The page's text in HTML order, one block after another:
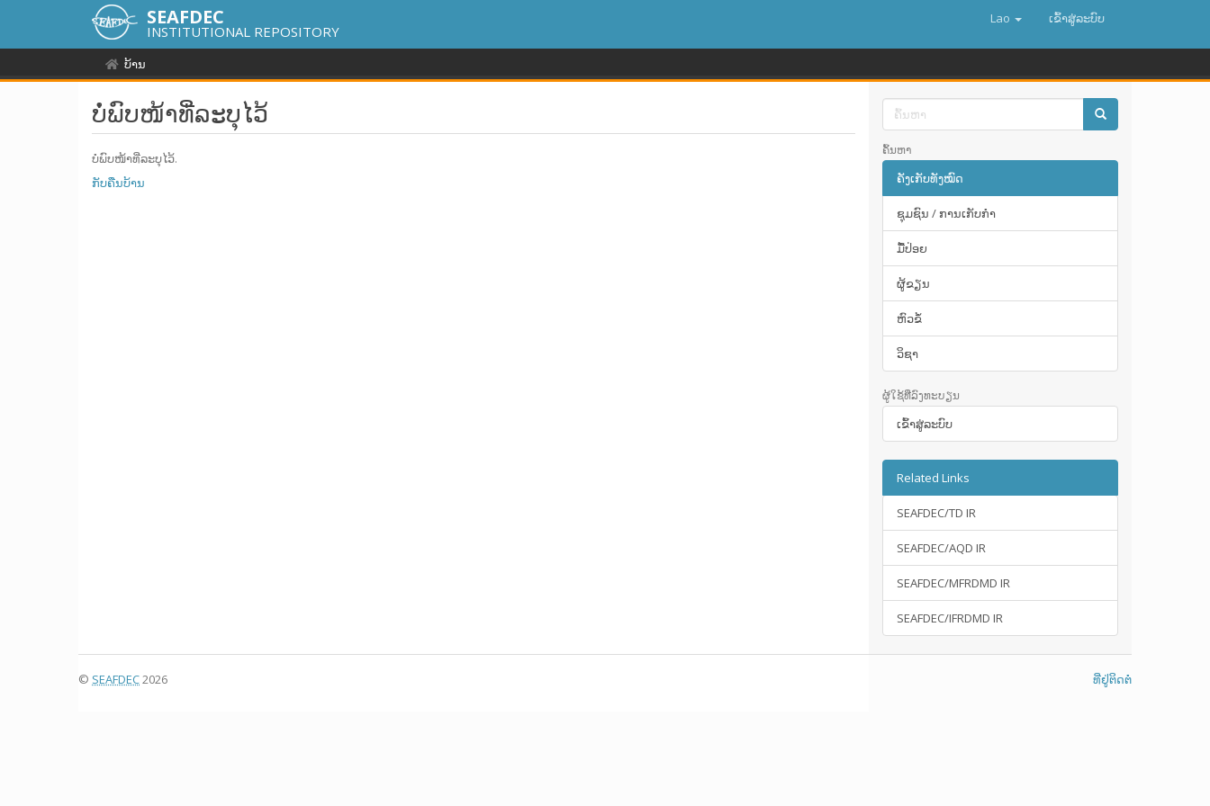
SEAFDEC
INSTITUTIONAL REPOSITORY
Lao ເຂົ້າ​ສູ່​ລະ​ບົບ
ບ້ານ
ບໍ່ພົບໜ້າທີ່ລະບຸໄວ້
ບໍ່ພົບໜ້າທີ່ລະບຸໄວ້.
ກັບຄືນບ້ານ
ຄົ້ນຫາ
ຄັງເກັບທັງໝົດ
ຊຸມຊົນ / ການເກັບກໍາ
ມື້​ປ່ອຍ
ຜູ້ຂຽນ
ຫົວຂໍ້
ວິຊາ
ຜູ້ໃຊ້ທີ່ລົງທະບຽນ
ເຂົ້າ​ສູ່​ລະ​ບົບ
Related Links
SEAFDEC/TD IR
SEAFDEC/AQD IR
SEAFDEC/MFRDMD IR
SEAFDEC/IFRDMD IR
© SEAFDEC2026 ທີ່ຢູ່ຕິດຕໍ່